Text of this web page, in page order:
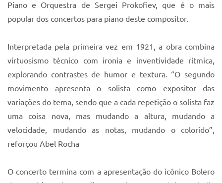
Piano e Orquestra de Sergei Prokofiev, que é o mais
popular dos concertos para piano deste compositor.
Interpretada pela primeira vez em 1921, a obra combina
virtuosismo técnico com ironia e inventividade rítmica,
explorando contrastes de humor e textura. “O segundo
movimento apresenta o solista como expositor das
variações do tema, sendo que a cada repetição o solista faz
uma coisa nova, mas mudando a altura, mudando a
velocidade, mudando as notas, mudando o colorido”,
reforçou Abel Rocha
O concerto termina com a apresentação do icônico Bolero